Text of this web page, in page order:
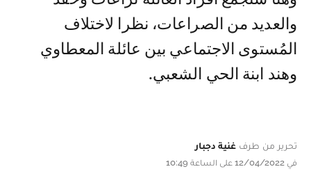
والعديد من الصراعات، نظرا لاختلاف
المُستوى الاجتماعي بين عائلة المعطاوي
وهند ابنة الحي الشعبي.
تحرير من طرف غنية دجبار
في 12/04/2022 على الساعة 10:49